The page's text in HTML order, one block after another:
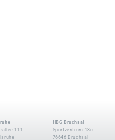
111
HBG Bruchsal
Sportzentrum 13c
76646 Bruchsal